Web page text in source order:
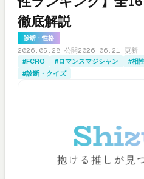
徹底解説
診断・性格
2026.05.28 公開2026.06.21 更新
#FCRO
#ロマンスマジシャン #相
#診断・クイズ